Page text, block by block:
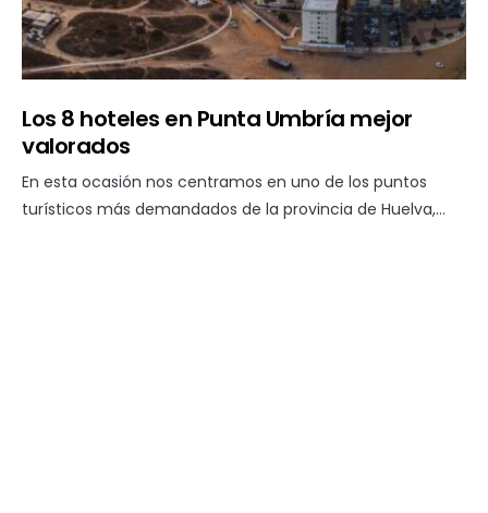
Los 8 hoteles en Punta Umbría mejor
valorados
En esta ocasión nos centramos en uno de los puntos
turísticos más demandados de la provincia de Huelva,…